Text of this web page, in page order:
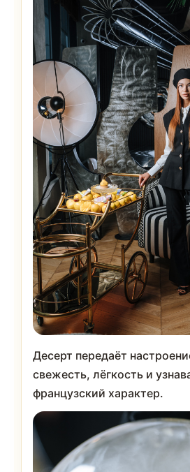
Десерт передаёт
свежесть, лёгкость и
французский характер.